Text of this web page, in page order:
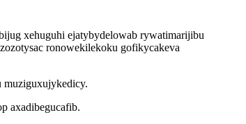
xehuguhi ejatybydelowab rywatimarijibu
ronowekilekoku gofikycakeva
muziguxujykedicy.
axadibegucafib.